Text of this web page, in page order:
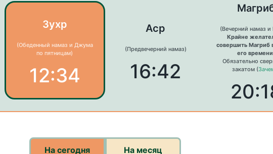
Зухр
(Обеденный намаз и Джума
по пятницам)
12:34
Аср
(Предвечерний намаз)
16:42
(Вечерний намаз
Крайне
совершить Магриб
его
Обязательно
закатом (
На сегодня На месяц